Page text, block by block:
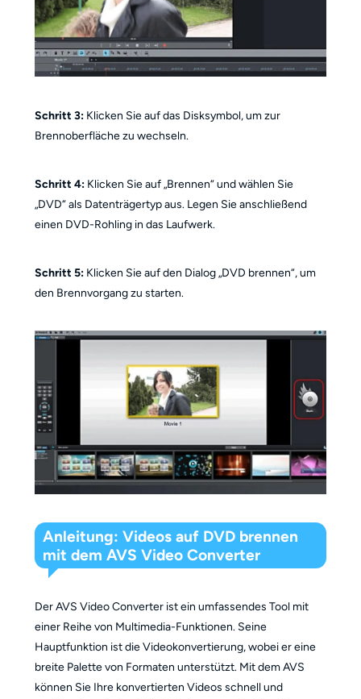
Schritt 3:Klicken Sie auf das Disksymbol, um zur
Brennoberfläche zu wechseln.
Schritt 4:Klicken Sie auf „Brennen“ und wählen Sie
„DVD“ als Datenträgertyp aus. Legen Sie anschließend
einen DVD-Rohling in das Laufwerk.
Schritt 5: Klicken Sie auf den Dialog „DVD brennen“, um
den Brennvorgang zu starten.
Anleitung: Videos auf DVD brennen
mit dem AVS Video Converter
Der AVS Video Converter ist ein umfassendes Tool mit
einer Reihe von Multimedia-Funktionen. Seine
Hauptfunktion ist die Videokonvertierung, wobei er eine
breite Palette von Formaten unterstützt. Mit dem AVS
können Sie Ihre konvertierten Videos schnell und